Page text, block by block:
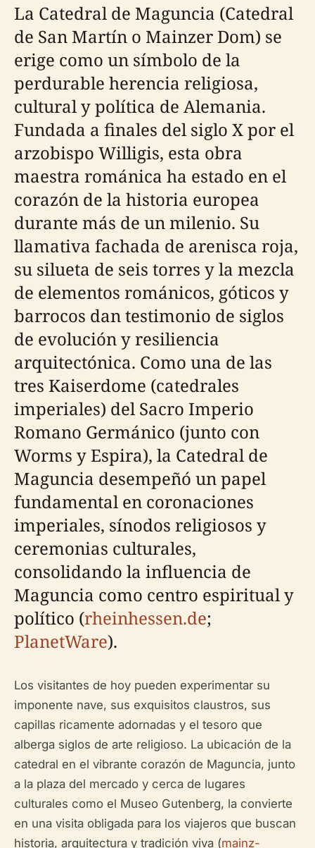
La Catedral de Maguncia (Catedral
de San Martín o Mainzer Dom) se
erige como un símbolo de la
perdurable herencia religiosa,
cultural y política de Alemania.
Fundada a finales del siglo X por el
arzobispo Willigis, esta obra
maestra románica ha estado en el
corazón de la historia europea
durante más de un milenio. Su
llamativa fachada de arenisca roja,
su silueta de seis torres y la mezcla
de elementos románicos, góticos y
barrocos dan testimonio de siglos
de evolución y resiliencia
arquitectónica. Como una de las
tres Kaiserdome (catedrales
imperiales) del Sacro Imperio
Romano Germánico (junto con
Worms y Espira), la Catedral de
Maguncia desempeñó un papel
fundamental en coronaciones
imperiales, sínodos religiosos y
ceremonias culturales,
consolidando la influencia de
Maguncia como centro espiritual y
político (rheinhessen.de;
PlanetWare).
Los visitantes de hoy pueden experimentar su
imponente nave, sus exquisitos claustros, sus
capillas ricamente adornadas y el tesoro que
alberga siglos de arte religioso. La ubicación de la
catedral en el vibrante corazón de Maguncia, junto
a la plaza del mercado y cerca de lugares
culturales como el Museo Gutenberg, la convierte
en una visita obligada para los viajeros que buscan
historia, arquitectura y tradición viva (mainz-